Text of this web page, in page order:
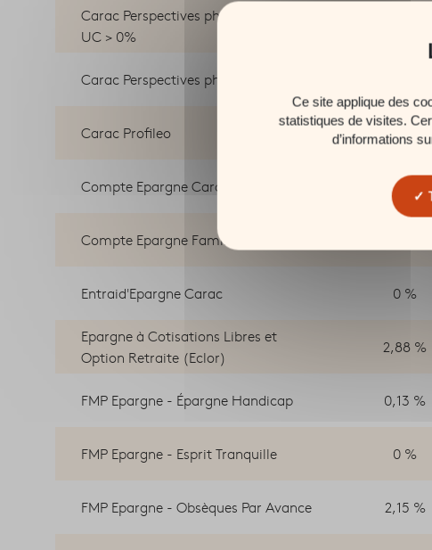
Carac Perspectives phase épargne – Si
UC > 0%
Carac Perspectives phase rente
Carac Profileo 0 %
Compte Epargne Carac 0 %
Compte Epargne Famille
Entraid'Epargne Carac 0 %
Epargne à Cotisations Libres et
Option Retraite (Eclor)
2,88 %
FMP Epargne - Épargne Handicap 0,13 %
FMP Epargne - Esprit Tranquille 0 %
FMP Epargne - Obsèques Par Avance 2,15 %
Ce site applique des
statistiques de visites.
d’informations